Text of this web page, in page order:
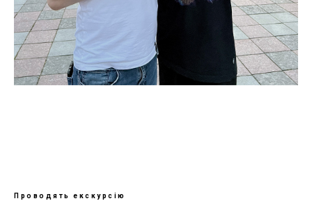
Проводять екскурсію